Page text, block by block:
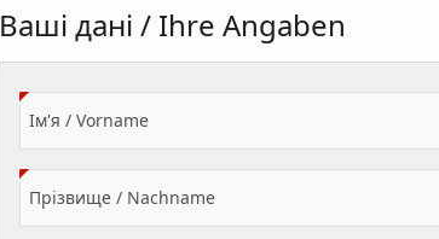
Ваші дані / Ihre Angaben
Ім'я / Vorname(Value Required)
Прізвище / Nachname(Value Required)